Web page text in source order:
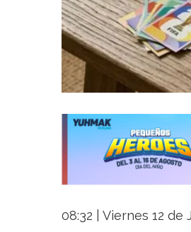
08:32 | Viernes 12